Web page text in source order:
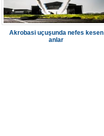
Akrobasi uçuşunda nefes kesen
anlar